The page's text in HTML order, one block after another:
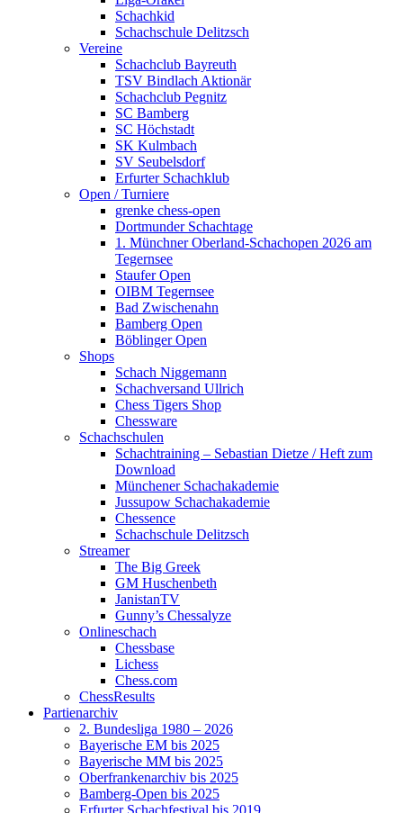
Schachkid
Schachschule Delitzsch
Vereine
Schachclub Bayreuth
TSV Bindlach Aktionär
Schachclub Pegnitz
SC Bamberg
SC Höchstadt
SK Kulmbach
SV Seubelsdorf
Erfurter Schachklub
Open / Turniere
grenke chess-open
Dortmunder Schachtage
1. Münchner Oberland-Schachopen 2026 am
Tegernsee
Staufer Open
OIBM Tegernsee
Bad Zwischenahn
Bamberg Open
Böblinger Open
Shops
Schach Niggemann
Schachversand Ullrich
Chess Tigers Shop
Chessware
Schachschulen
Schachtraining – Sebastian Dietze / Heft zum
Download
Münchener Schachakademie
Jussupow Schachakademie
Chessence
Schachschule Delitzsch
Streamer
The Big Greek
GM Huschenbeth
JanistanTV
Gunny’s Chessalyze
Onlineschach
Chessbase
Lichess
Chess.com
ChessResults
Partienarchiv
2. Bundesliga 1980 – 2026
Bayerische EM bis 2025
Bayerische MM bis 2025
Oberfrankenarchiv bis 2025
Bamberg-Open bis 2025
Erfurter Schachfestival bis 2019